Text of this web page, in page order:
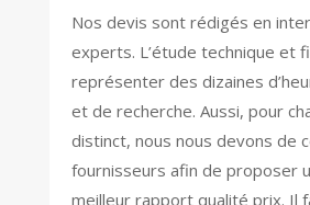
Nos devis sont rédigés en
experts. L’étude technique et
représenter des dizaines
et de recherche. Aussi, pour
distinct, nous nous devons de
fournisseurs afin de proposer
meilleur rapport qualité prix. Il